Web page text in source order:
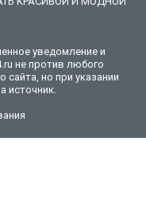
уведомление и
не против любого
сайта, но при указании
источник.